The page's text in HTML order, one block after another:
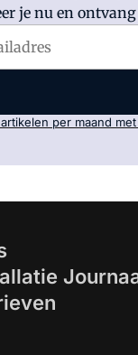
je nu en ontvang
per maand